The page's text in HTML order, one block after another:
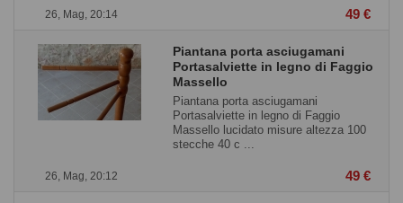
26, Mag, 20:14 49 €
26, Mag, 20:12
Piantana porta asciugamani
Portasalviette in legno di Faggio
Massello
Piantana porta asciugamani
Portasalviette in legno di Faggio
Massello lucidato misure altezza 100
stecche 40 c ...
49 €